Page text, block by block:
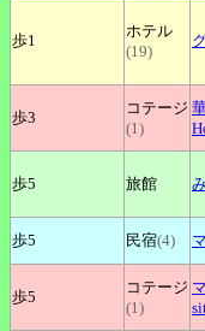
歩1
ホテル
(19)
歩3
コテージ
(1)
歩5 旅館
歩5 民宿(4)
歩5
コテージ
(1)